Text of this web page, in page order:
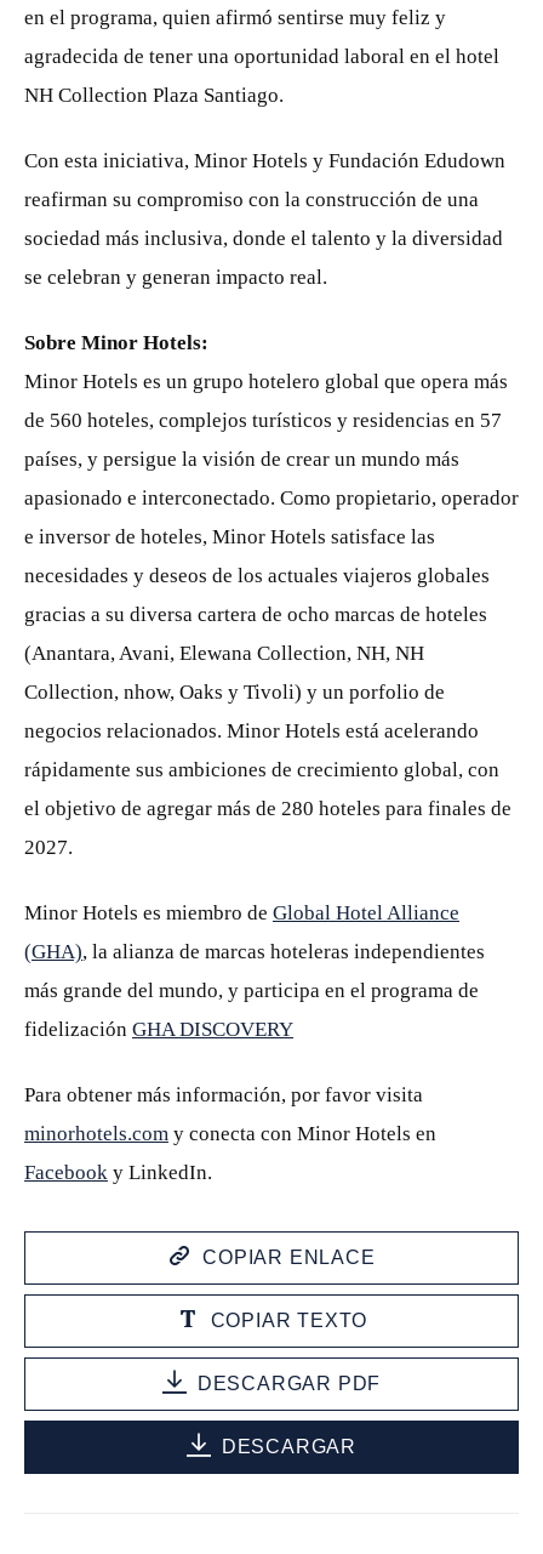
en el programa, quien afirmó sentirse muy feliz y
agradecida de tener una oportunidad laboral en el hotel
NH Collection Plaza Santiago.
Con esta iniciativa, Minor Hotels y Fundación Edudown
reafirman su compromiso con la construcción de una
sociedad más inclusiva, donde el talento y la diversidad
se celebran y generan impacto real.
Sobre Minor Hotels:
Minor Hotels es un grupo hotelero global que opera más
de 560 hoteles, complejos turísticos y residencias en 57
países, y persigue la visión de crear un mundo más
apasionado e interconectado. Como propietario, operador
e inversor de hoteles, Minor Hotels satisface las
necesidades y deseos de los actuales viajeros globales
gracias a su diversa cartera de ocho marcas de hoteles
(Anantara, Avani, Elewana Collection, NH, NH
Collection, nhow, Oaks y Tivoli) y un porfolio de
negocios relacionados. Minor Hotels está acelerando
rápidamente sus ambiciones de crecimiento global, con
el objetivo de agregar más de 280 hoteles para finales de
2027.
Minor Hotels es miembro de Global Hotel Alliance
(GHA), la alianza de marcas hoteleras independientes
más grande del mundo, y participa en el programa de
fidelización GHA DISCOVERY
Para obtener más información, por favor visita
minorhotels.com y conecta con Minor Hotels en
Facebook y LinkedIn.
COPIAR ENLACE
COPIAR TEXTO
DESCARGAR PDF
DESCARGAR